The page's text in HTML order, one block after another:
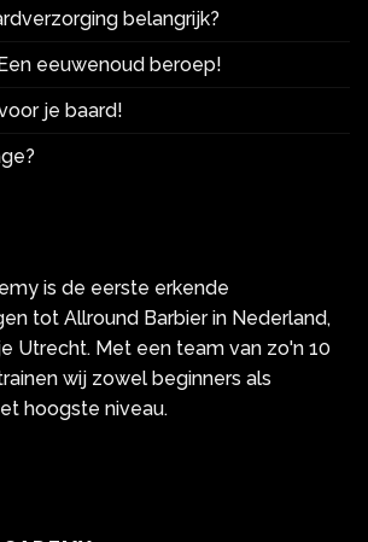
belangrijk?
eeuwenoud beroep!
je baard!
is de eerste erkende
tot Allround Barbier in Nederland,
Utrecht. Met een team van zo'n 10
wij zowel beginners als
hoogste niveau.